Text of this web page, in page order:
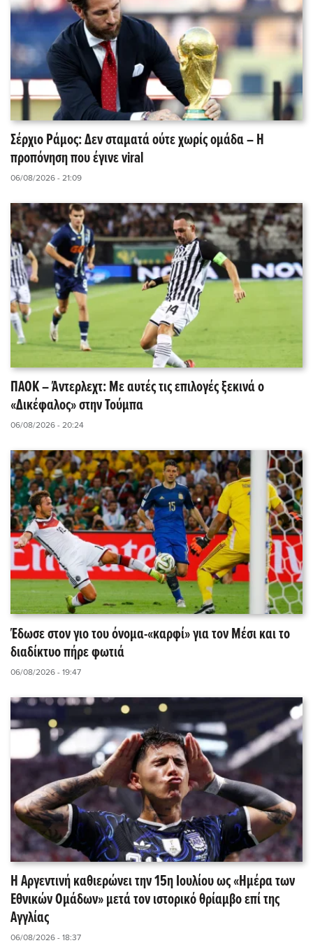
Σέρχιο Ράμος: Δεν σταματά ούτε χωρίς ομάδα – Η
προπόνηση που έγινε viral
06/08/2026 - 21:09
ΠΑΟΚ – Άντερλεχτ: Με αυτές τις επιλογές ξεκινά ο
«Δικέφαλος» στην Τούμπα
06/08/2026 - 20:24
Έδωσε στον γιο του όνομα-«καρφί» για τον Μέσι και το
διαδίκτυο πήρε φωτιά
06/08/2026 - 19:47
Η Αργεντινή καθιερώνει την 15η Ιουλίου ως «Ημέρα των
Εθνικών Ομάδων» μετά τον ιστορικό θρίαμβο επί της
Αγγλίας
06/08/2026 - 18:37